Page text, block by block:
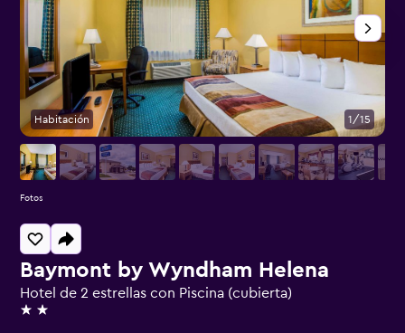
Baymont by Wyndham Helena
Hotel de 2 estrellas con Piscina (cubierta)
2 estrellas
Habitación 1/15
Fotos